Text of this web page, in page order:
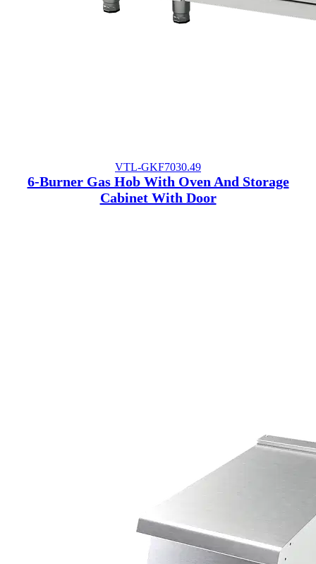
VTL-GKF7030.49
6-Burner Gas Hob With Oven And Storage
Cabinet With Door